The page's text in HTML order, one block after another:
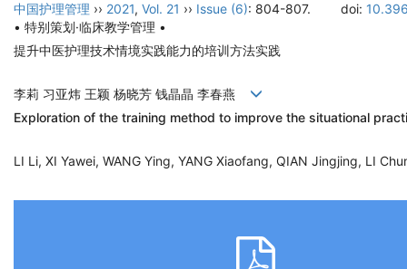
English
中国护理管理 ›› 2021, Vol. 21 ›› Issue (6): 804-807. doi:
• 特别策划·临床教学管理 •
提升中医护理技术情境实践能力的培训方法实践
李莉 习亚炜 王颖 杨晓芳 钱晶晶 李春燕
Exploration of the training method to improve the situational
LI Li, XI Yawei, WANG Ying, YANG Xiaofang, QIAN Jingjing, LI